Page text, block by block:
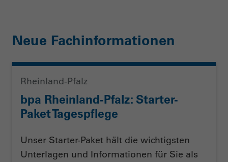
Neue Fachinformationen
Rheinland-Pfalz
bpa Rheinland-Pfalz: Starter-
Paket Tagespflege
Unser Starter-Paket hält die wichtigsten
Unterlagen und Informationen für Sie als